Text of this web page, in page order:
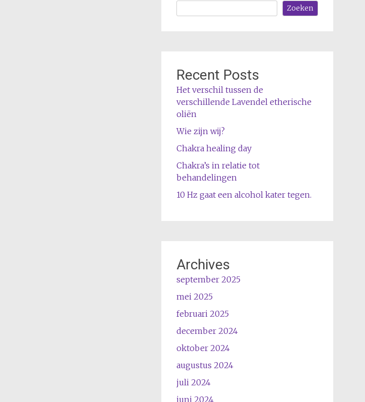
Zoeken
Recent Posts
Het verschil tussen de
verschillende Lavendel etherische
oliën
Wie zijn wij?
Chakra healing day
Chakra’s in relatie tot
behandelingen
10 Hz gaat een alcohol kater tegen.
Archives
september 2025
mei 2025
februari 2025
december 2024
oktober 2024
augustus 2024
juli 2024
juni 2024